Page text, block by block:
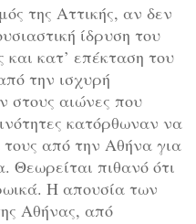
της Αττικής, αν δεν
ίδρυση του
κατ’ επέκταση του
την ισχυρή
στους αιώνες που
κατόρθωναν να
από την Αθήνα για
Θεωρείται πιθανό ότι
Η απουσία των
Αθήνας, από